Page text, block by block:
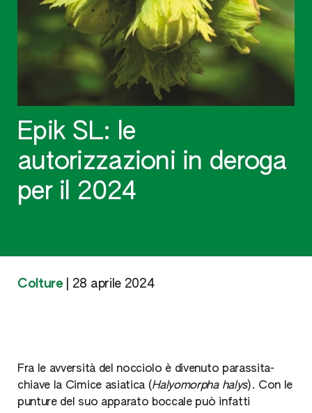
Colture 28 aprile 2024
Epik SL: le
autorizzazioni in deroga
per il 2024
Fra le avversità del nocciolo è divenuto parassita-
chiave la Cimice asiatica (Halyomorpha halys). Con le
punture del suo apparato boccale può infatti